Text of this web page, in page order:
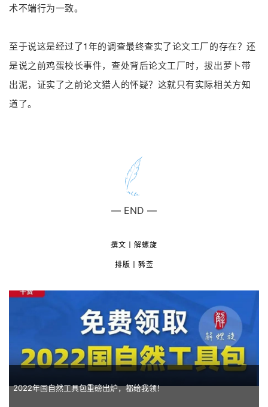
术不端行为一致。
至于说这是经过了1年的调查最终查实了论文工厂的存在？还
是说之前鸡蛋校长事件，查处背后论文工厂时，拔出萝卜带
出泥，证实了之前论文猎人的怀疑？这就只有实际相关方知
道了。
— END —
撰文 丨解螺旋
排版丨豨莶
2022年国自然工具包重磅出炉，都给我领！